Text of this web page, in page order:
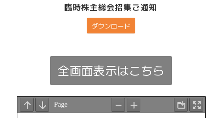
臨時株主総会招集ご通知
ダウンロード
全画面表示はこちら